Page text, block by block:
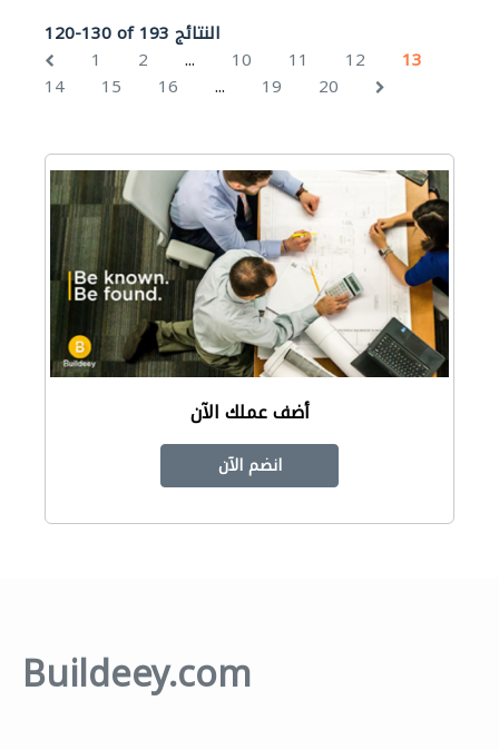
120-130 of 193 النتائج
1
2 ... 10 11 12
13
14
15 16 ... 19 20
أضف عملك الآن
انضم الآن
Buildeey.com